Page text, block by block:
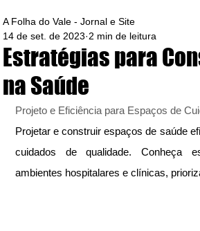
Estratégias para
na Saúde
A Folha do Vale - Jornal e Site
14 de set. de 2023 2 min de leitura
Projeto e Eficiência para Espaços de
Projetar e construir espaços de saúde
cuidados de qualidade. Conheça
ambientes hospitalares e clínicas,